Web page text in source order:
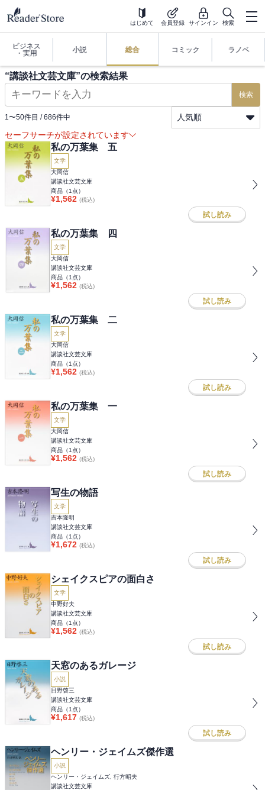
はじめて 会員登録 サインイン 検索
ビジネス
・実用
小説 総合 コミック ラノベ
“講談社文芸文庫”の検索結果
検索
1〜50件目 / 686件中
人気順
セーフサーチが設定されています
私の万葉集 五
文学
大岡信
講談社文芸文庫
商品（1 点）
¥1,562 (税込)
試し読み
私の万葉集 四
文学
大岡信
講談社文芸文庫
商品（1 点）
¥1,562 (税込)
試し読み
私の万葉集 二
文学
大岡信
講談社文芸文庫
商品（1 点）
¥1,562 (税込)
試し読み
私の万葉集 一
文学
大岡信
講談社文芸文庫
商品（1 点）
¥1,562 (税込)
試し読み
写生の物語
文学
吉本隆明
講談社文芸文庫
商品（1 点）
¥1,672 (税込)
試し読み
シェイクスピアの面白さ
文学
中野好夫
講談社文芸文庫
商品（1 点）
¥1,562 (税込)
試し読み
天窓のあるガレージ
小説
日野啓三
講談社文芸文庫
商品（1 点）
¥1,617 (税込)
試し読み
ヘンリー・ジェイムズ傑作選
小説
ヘンリー・ジェイムズ, 行方昭夫
講談社文芸文庫